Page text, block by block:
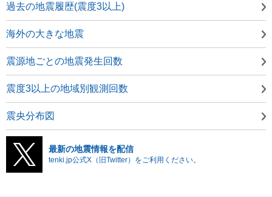
過去の地震履歴(震度3以上)
海外の大きな地震
震源地ごとの地震発生回数
震度3以上の地域別観測回数
震央分布図
最新の地震情報を配信
tenki.jp公式X（旧Twitter）をご利用ください。